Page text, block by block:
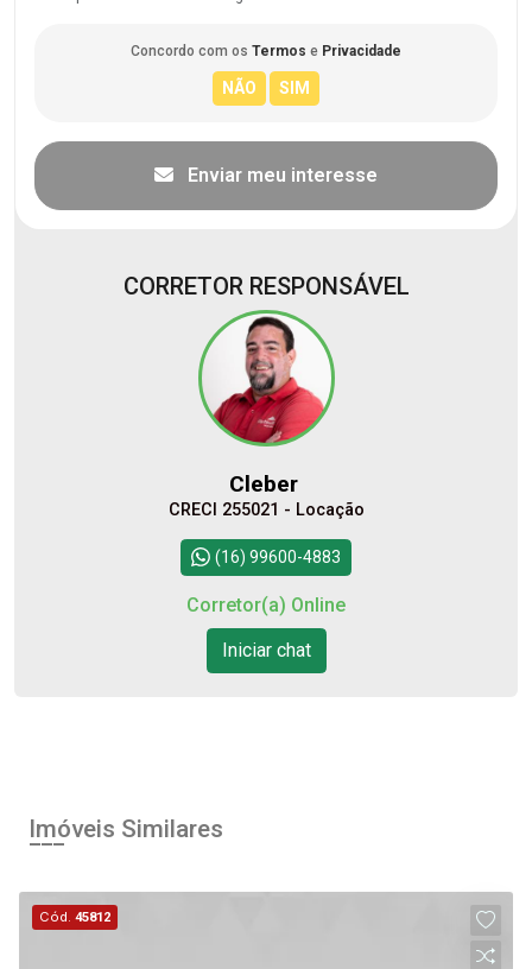
Concordo com os Termos e Privacidade
Enviar meu interesse
CORRETOR RESPONSÁVEL
Cleber
CRECI 255021 - Locação
(16) 99600-4883
Corretor(a) Online
Iniciar chat
Imóveis Similares
Cód.45812